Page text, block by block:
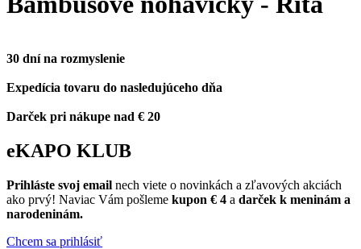
30 dní na rozmyslenie
Expedícia tovaru do nasledujúceho dňa
Darček pri nákupe nad € 20
eKAPO KLUB
Prihláste svoj email nech viete o novinkách a zľavových akciách
ako prvý! Naviac Vám pošleme kupon € 4 a darček k meninám a
narodeninám.
Chcem sa prihlásiť